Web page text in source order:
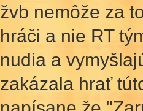
žvb nemôže za
hráči a nie RT
nudia a
zakázala hrať